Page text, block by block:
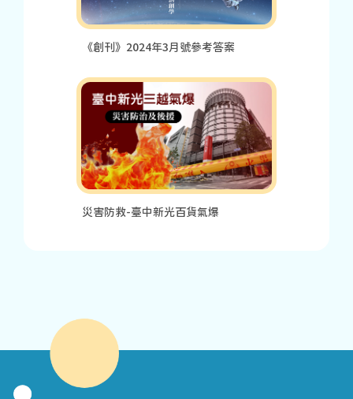
《創刊》2024年3月號參考答案
災害防救-臺中新光百貨氣爆